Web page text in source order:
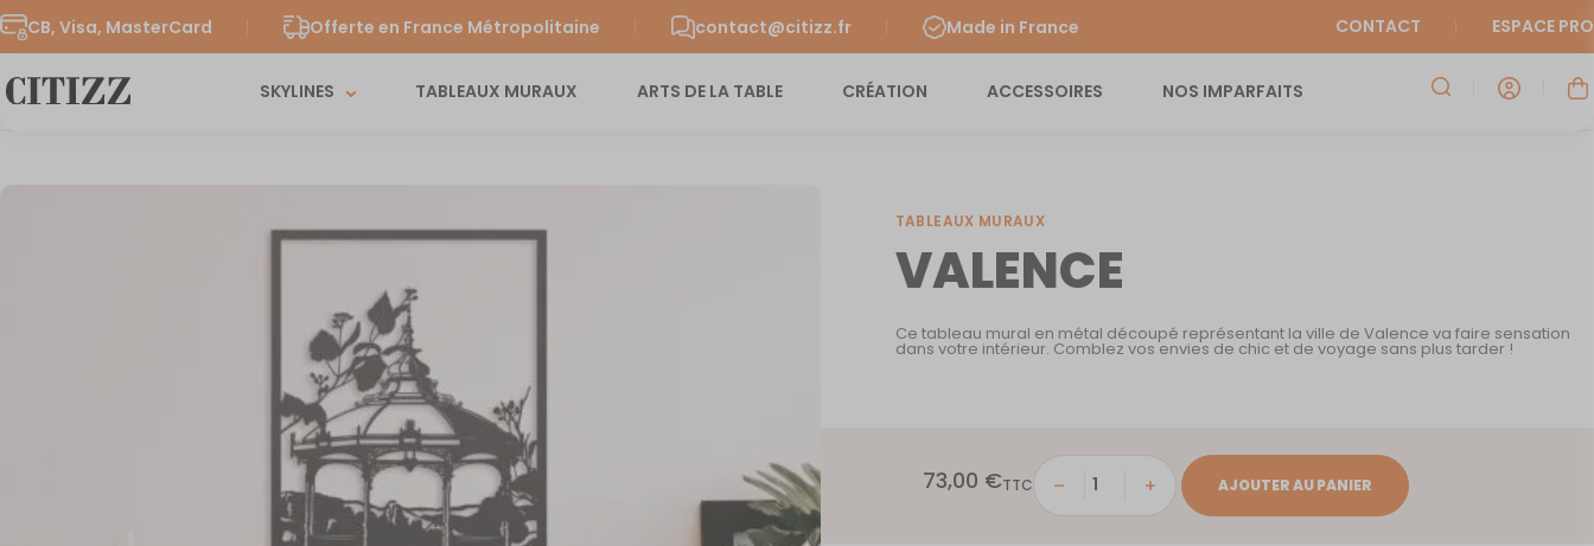
CB, Visa, MasterCard Offerte en France Métropolitaine contact@citizz.fr Made in France CONTACT ESPACE PRO
SKYLINES TABLEAUX MURAUX ARTS DE LA TABLE CRÉATION ACCESSOIRES NOS IMPARFAITS
TABLEAUX MURAUX
VALENCE
Ce tableau mural en métal découpé représentant la ville de Valence va faire sensation
dans votre intérieur. Comblez vos envies de chic et de voyage sans plus tarder !
73,00 €TTC quantité
AJOUTER AU PANIER